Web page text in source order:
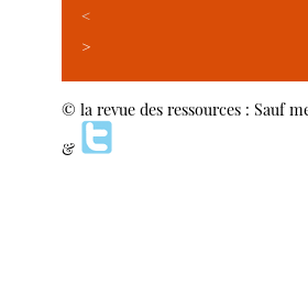
<
>
© la revue des ressources : Sauf
&